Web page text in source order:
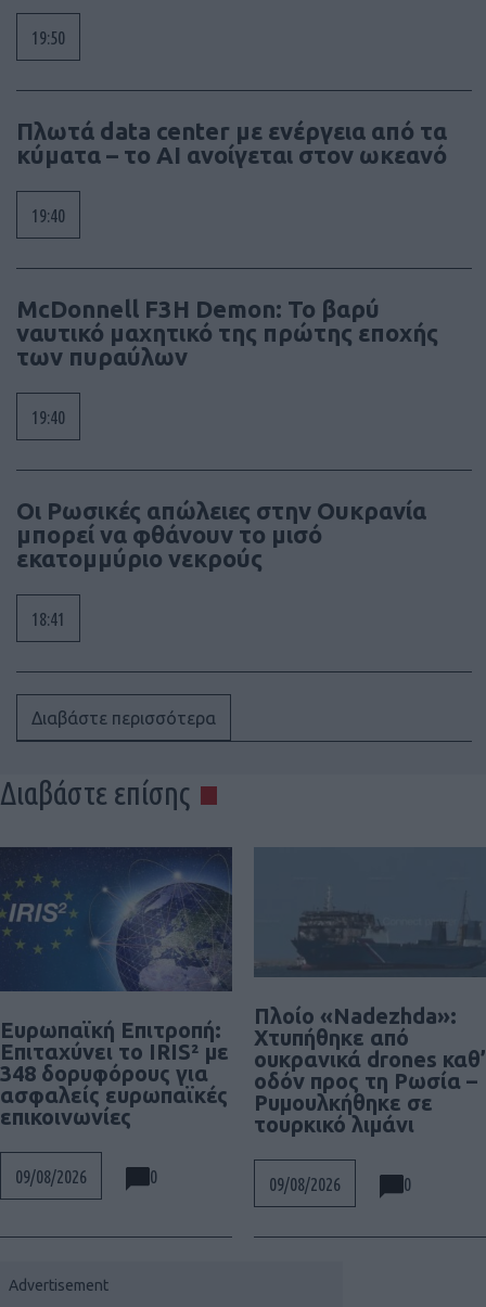
19:50
Πλωτά data center με ενέργεια από τα
κύματα – το AI ανοίγεται στον ωκεανό
19:40
McDonnell F3H Demon: Το βαρύ
ναυτικό μαχητικό της πρώτης εποχής
των πυραύλων
19:40
Οι Ρωσικές απώλειες στην Ουκρανία
μπορεί να φθάνουν το μισό
εκατομμύριο νεκρούς
18:41
Διαβάστε περισσότερα
Διαβάστε επίσης
Ευρωπαϊκή Επιτροπή:
Επιταχύνει το IRIS² με
348 δορυφόρους για
ασφαλείς ευρωπαϊκές
επικοινωνίες
09/08/2026 0
Πλοίο «Nadezhda»:
Χτυπήθηκε από
ουκρανικά drones καθ’
οδόν προς τη Ρωσία –
Ρυμουλκήθηκε σε
τουρκικό λιμάνι
09/08/2026 0